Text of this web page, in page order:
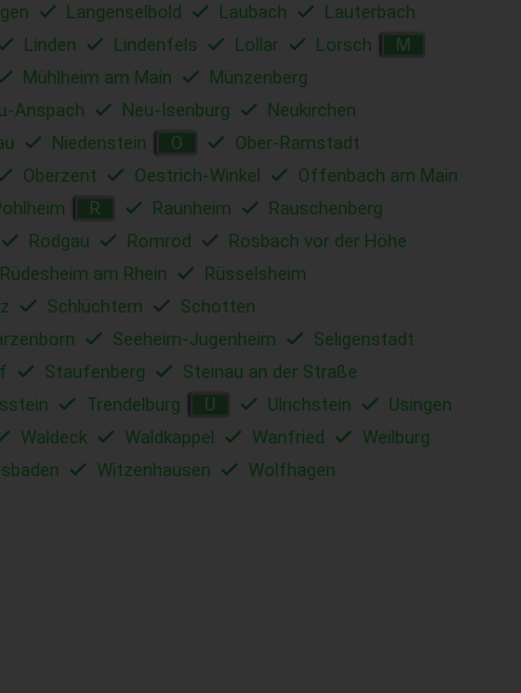
Langenselbold Laubach
Lauterbach
Linden Lindenfels Lollar Lorsch M
Mühlheim am Main
Münzenberg
Anspach Neu-Isenburg
Neukirchen
Niedenstein O
Ober-Ramstadt
Oberzent Oestrich-Winkel
Offenbach am Main
R Raunheim
Rauschenberg
Rodgau Romrod
Rosbach vor der Höhe
Rüdesheim am Rhein
Rüsselsheim
Schlüchtern
Schotten
Seeheim-Jugenheim
Seligenstadt
Staufenberg
Steinau an der Straße
Trendelburg U Ulrichstein Usingen
Waldeck Waldkappel Wanfried
Weilburg
Witzenhausen
Wolfhagen